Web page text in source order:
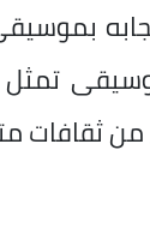
من ثقافات